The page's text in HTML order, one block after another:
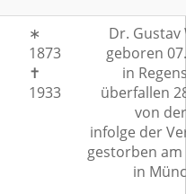
∗
1873
✝
1933
Dr. Gustav
geboren
in
überfallen
von
infolge der
gestorben am
in